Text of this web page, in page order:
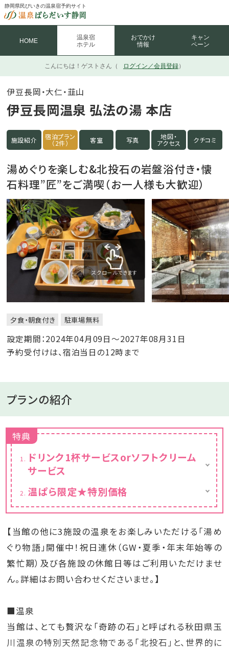
静岡県民びいきの温泉宿予約サイト
HOME
温泉宿
ホテル
おでかけ
情報
キャン
ペーン
こんにちは！ ゲストさん（ ログイン／会員登録）
伊豆長岡・大仁・韮山
伊豆長岡温泉 弘法の湯 本店
施設紹介 宿泊プラン
（2件） 客室 写真 地図・
アクセス クチコミ
湯めぐりを楽しむ&北投石の岩盤浴付き・懐
石料理”匠”をご満喫（お一人様も大歓迎）
スクロールできます
夕食・朝食付き 駐車場無料
設定期間：2024年04月09日～2027年08月31日
予約受付けは、宿泊当日の12時まで
プランの紹介
特典
ドリンク1杯サービスorソフトクリーム
サービス
フトクリームサービスとなります。
温ぱら限定★特別価格
お一人様13,950円〜
※カレンダーの表示価格は割引後の料金で
す。
【当館の他に3施設の温泉をお楽しみいただける「湯め
ぐり物語」開催中！祝日連休（GW・夏季・年末年始等の
繁忙期）及び各施設の休館日等はご利用いただけませ
ん。詳細はお問い合わせくださいませ。】
■温泉
当館は、とても贅沢な「奇跡の石」と呼ばれる秋田県玉
川温泉の特別天然記念物である「北投石」と、世界的に